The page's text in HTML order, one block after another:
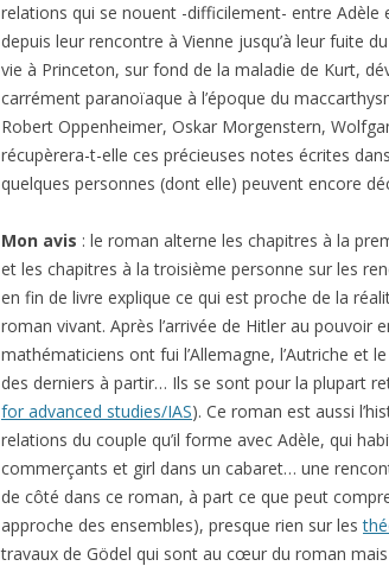
relations qui se nouent -difficilement- entre Adèle
depuis leur rencontre à Vienne jusqu’à leur fuite
vie à Princeton, sur fond de la maladie de Kurt,
carrément paranoïaque à l’époque du
Robert Oppenheimer, Oskar Morgenstern,
récupèrera-t-elle ces précieuses notes écrites
quelques personnes (dont elle) peuvent encore
Mon avis : le roman alterne les chapitres à la
et les chapitres à la troisième personne sur les
en fin de livre explique ce qui est proche de la
roman vivant. Après l’arrivée de Hitler au pouvoir
mathématiciens ont fui l’Allemagne, l’Autriche et
des derniers à partir… Ils se sont pour la plupart
for advanced studies/IAS). Ce roman est aussi
relations du couple qu’il forme avec Adèle, qui
commerçants et girl dans un cabaret… une
de côté dans ce roman, à part ce que peut
approche des ensembles), presque rien sur les
travaux de Gödel qui sont au cœur du roman